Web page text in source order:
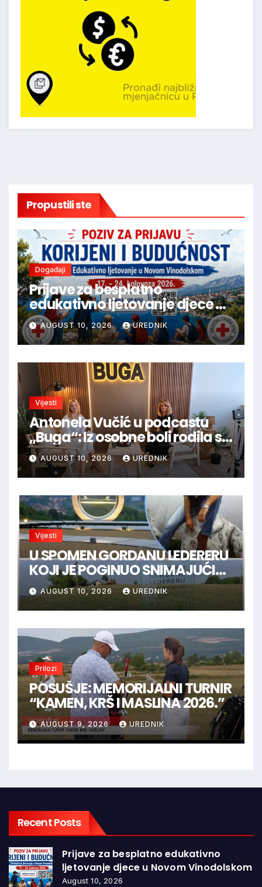
Propustili ste
Događaji
Prijave za besplatno
edukativno ljetovanje djece u
Novom Vinodolskom
AUGUST 10, 2026 UREDNIK
Vijesti
Antonela Vučić u podcastu
„Buga“: Iz osobne boli rodila se
„Kuća nade“ za onkološke
pacijente
AUGUST 10, 2026 UREDNIK
Vijesti
U SPOMEN GORDANU LEDERERU
KOJI JE POGINUO SNIMAJUĆI
ISTINU
AUGUST 10, 2026 UREDNIK
Prilozi
POSUŠJE: MEMORIJALNI TURNIR
“KAMEN, KRŠ I MASLINA 2026.”
AUGUST 9, 2026 UREDNIK
Recent Posts
Prijave za besplatno edukativno
ljetovanje djece u Novom Vinodolskom
August 10, 2026